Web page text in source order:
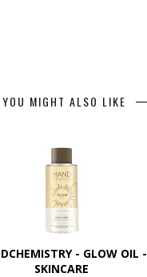
YOU MIGHT ALSO LIKE
- GLOW OIL -
SKINCARE